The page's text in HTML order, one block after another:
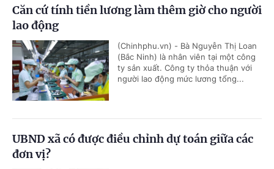
Căn cứ tính tiền lương làm thêm giờ cho người
lao động
(Chinhphu.vn) - Bà Nguyễn Thị Loan
(Bắc Ninh) là nhân viên tại một công
ty sản xuất. Công ty thỏa thuận với
người lao động mức lương tổng...
UBND xã có được điều chỉnh dự toán giữa các
đơn vị?